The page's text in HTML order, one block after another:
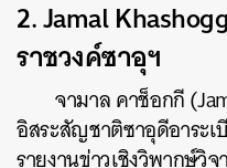
2. Jamal
ราชวงค์ซาอุฯ
จามาล คาช็อกกี
อิสระสัญชาติซาอุดีอาระ
รายงานข่าวเชิงวิพากษ์วิ